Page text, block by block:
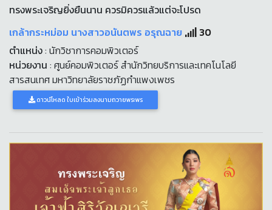
ทรงพระเจริญยิ่งยืนนาน ควรมิควรแล้วแต่จะโปรด
เกล้ากระหม่อม นางสาวอนันตพร อรุณฉาย
30
ตำแหน่ง: นักวิชาการคอมพิวเตอร์
หน่วยงาน : ศูนย์คอมพิวเตอร์ สำนักวิทยบริการและเทคโนโลยี
สารสนเทศ มหาวิทยาลัยราชภัฏกำแพงเพชร
ดาวน์โหลด ใบเข้าร่วมลงนามถวายพระพร